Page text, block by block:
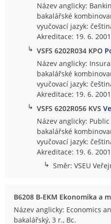
Název anglicky:
bakalářské
vyučovací jazyk:
Akreditace: 19. 6.
↳ VSFS 6202R034 KPO
Název anglicky:
bakalářské
vyučovací jazyk:
Akreditace: 19. 6.
↳ VSFS 6202R056 KVS
Název anglicky:
bakalářské
vyučovací jazyk:
Akreditace: 19. 6.
↳ Směr: VSEU
B6208 B-EKM Ekonomika a
Název anglicky: Economics
bakalářský, 3 r., Bc.